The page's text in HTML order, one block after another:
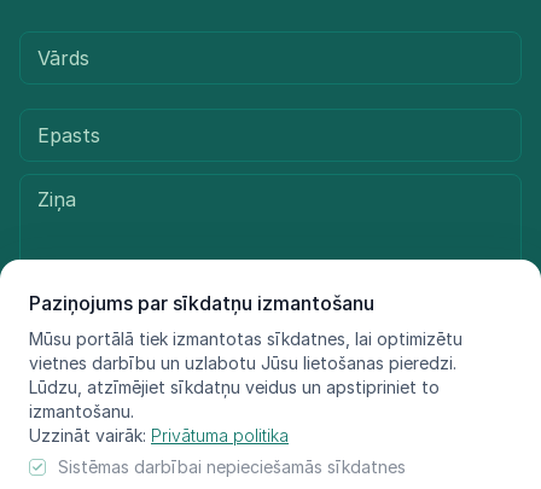
Paziņojums par sīkdatņu izmantošanu
Mūsu portālā tiek izmantotas sīkdatnes, lai optimizētu
vietnes darbību un uzlabotu Jūsu lietošanas pieredzi.
Lūdzu, atzīmējiet sīkdatņu veidus un apstipriniet to
izmantošanu.
Uzzināt vairāk: Privātuma politika
Sistēmas darbībai nepieciešamās sīkdatnes
Sūtīt ziņu